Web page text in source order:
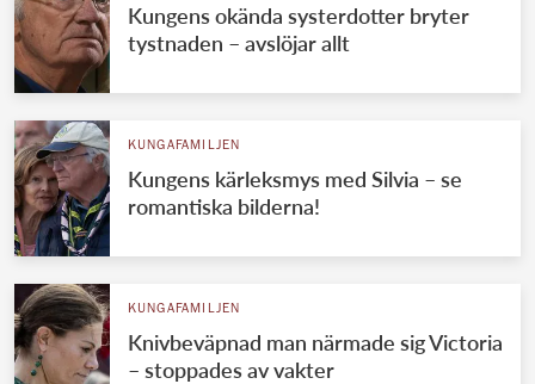
Kungens okända systerdotter bryter
tystnaden – avslöjar allt
KUNGAFAMILJEN
Kungens kärleksmys med Silvia – se
romantiska bilderna!
KUNGAFAMILJEN
Knivbeväpnad man närmade sig Victoria
– stoppades av vakter